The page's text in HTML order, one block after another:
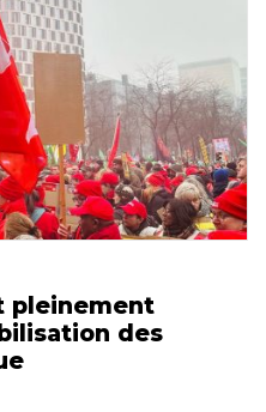
pleinement
des